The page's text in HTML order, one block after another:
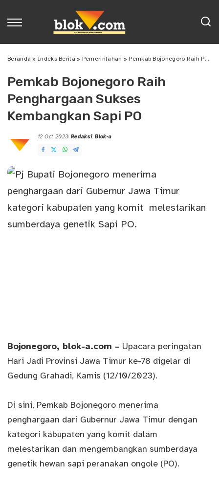
Beranda »Indeks Berita » Pemerintahan »Pemkab Bojonegoro Raih Penghargaan Sukses Kembangkan Sapi PO
Pemkab Bojonegoro Raih
Penghargaan Sukses
Kembangkan Sapi PO
12 Oct 2023
Posted
by
Redaksi Blok-a
Bojonegoro, blok-a.com – Upacara peringatan
Hari Jadi Provinsi Jawa Timur ke-78 digelar di
Gedung Grahadi, Kamis (12/10/2023).
Di sini, Pemkab Bojonegoro menerima
penghargaan dari Gubernur Jawa Timur dengan
kategori kabupaten yang komit dalam
melestarikan dan mengembangkan sumberdaya
genetik hewan sapi peranakan ongole (PO).